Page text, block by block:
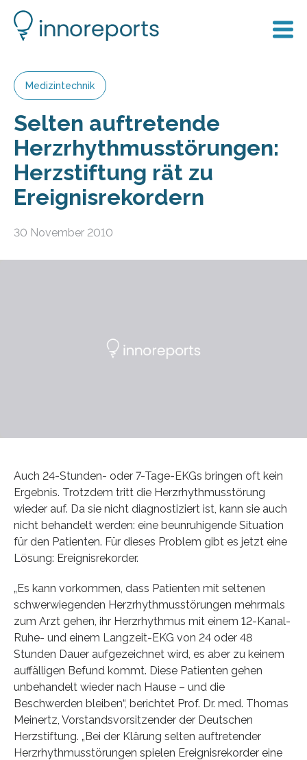
Medizintechnik
Selten auftretende
Herzrhythmusstörungen:
Herzstiftung rät zu
Ereignisrekordern
30 November 2010
Auch 24-Stunden- oder 7-Tage-EKGs bringen oft kein
Ergebnis. Trotzdem tritt die Herzrhythmusstörung
wieder auf. Da sie nicht diagnostiziert ist, kann sie auch
nicht behandelt werden: eine beunruhigende Situation
für den Patienten. Für dieses Problem gibt es jetzt eine
Lösung: Ereignisrekorder.
„Es kann vorkommen, dass Patienten mit seltenen
schwerwiegenden Herzrhythmusstörungen mehrmals
zum Arzt gehen, ihr Herzrhythmus mit einem 12-Kanal-
Ruhe- und einem Langzeit-EKG von 24 oder 48
Stunden Dauer aufgezeichnet wird, es aber zu keinem
auffälligen Befund kommt. Diese Patienten gehen
unbehandelt wieder nach Hause – und die
Beschwerden bleiben“, berichtet Prof. Dr. med. Thomas
Meinertz, Vorstandsvorsitzender der Deutschen
Herzstiftung. „Bei der Klärung selten auftretender
Herzrhythmusstörungen spielen Ereignisrekorder eine